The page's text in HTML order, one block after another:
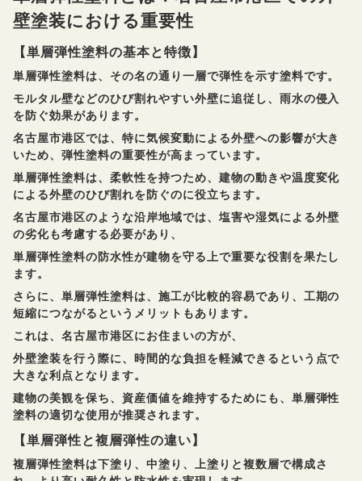
壁塗装における重要性
【単層弾性塗料の基本と特徴】
単層弾性塗料は、その名の通り一層で弾性を示す塗料です。
モルタル壁などのひび割れやすい外壁に追従し、雨水の侵入
を防ぐ効果があります。
名古屋市港区では、特に気候変動による外壁への影響が大き
いため、弾性塗料の重要性が高まっています。
単層弾性塗料は、柔軟性を持つため、建物の動きや温度変化
による外壁のひび割れを防ぐのに役立ちます。
名古屋市港区のような沿岸地域では、塩害や湿気による外壁
の劣化も考慮する必要があり、
単層弾性塗料の防水性が建物を守る上で重要な役割を果たし
ます。
さらに、単層弾性塗料は、施工が比較的容易であり、工期の
短縮につながるというメリットもあります。
これは、名古屋市港区にお住まいの方が、
外壁塗装を行う際に、時間的な負担を軽減できるという点で
大きな利点となります。
建物の美観を保ち、資産価値を維持するためにも、単層弾性
塗料の適切な使用が推奨されます。
【単層弾性と複層弾性の違い】
複層弾性塗料は下塗り、中塗り、上塗りと複数層で構成さ